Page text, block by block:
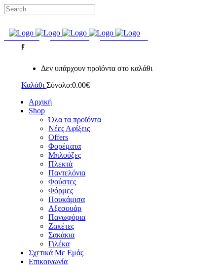
FACEBOOK INSTAGRAM GOOGLE MAPS
0
Δεν υπάρχουν προϊόντα στο καλάθι
ΚαλάθιΣύνολο:0.00€
Αρχική
Shop
Όλα τα προϊόντα
Νέες Αφίξεις
Offers
Φορέματα
Μπλούζες
Πλεκτά
Παντελόνια
Φούστες
Φόρμες
Πουκάμισα
Aξεσουάρ
Πανωφόρια
Ζακέτες
Σακάκια
Γιλέκα
Σχετικά Με Εμάς
Επικοινωνία